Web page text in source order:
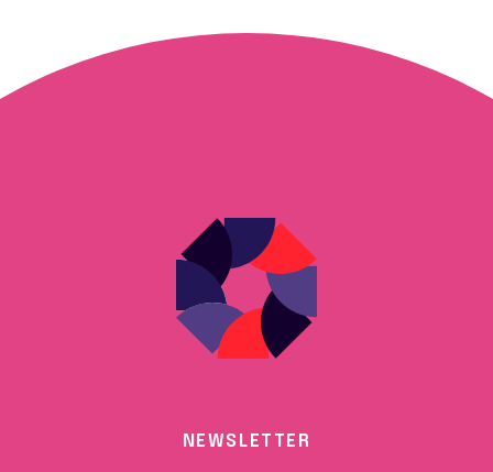
NEWSLETTER